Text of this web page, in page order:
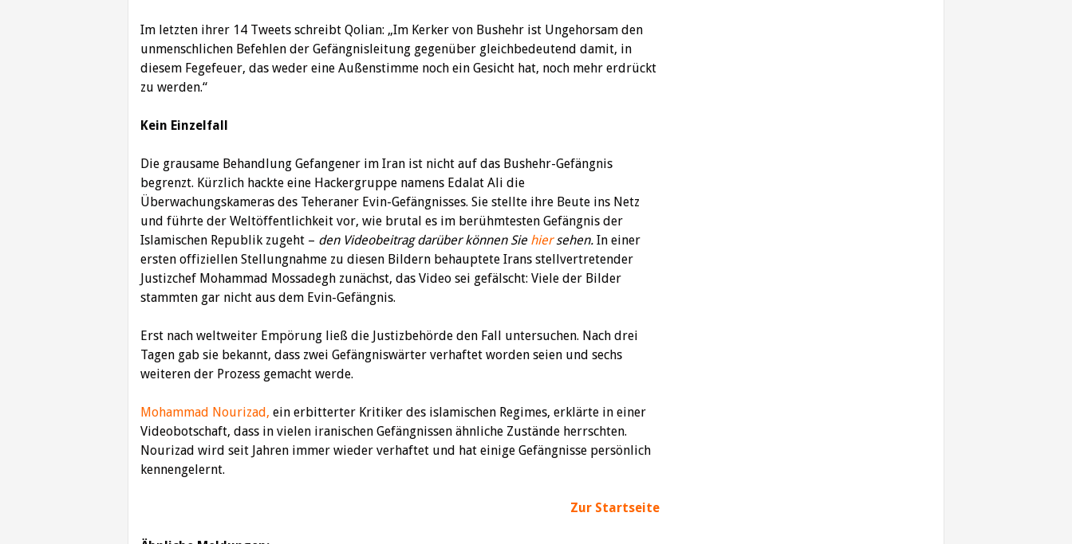
Im letzten ihrer 14 Tweets schreibt Qolian: „Im Kerker von Bushehr ist Ungehorsam den
unmenschlichen Befehlen der Gefängnisleitung gegenüber gleichbedeutend damit, in
diesem Fegefeuer, das weder eine Außenstimme noch ein Gesicht hat, noch mehr erdrückt
zu werden.“
Kein Einzelfall
Die grausame Behandlung Gefangener im Iran ist nicht auf das Bushehr-Gefängnis
begrenzt. Kürzlich hackte eine Hackergruppe namens Edalat Ali die
Überwachungskameras des Teheraner Evin-Gefängnisses. Sie stellte ihre Beute ins Netz
und führte der Weltöffentlichkeit vor, wie brutal es im berühmtesten Gefängnis der
Islamischen Republik zugeht – den Videobeitrag darüber können Sie hiersehen. In einer
ersten offiziellen Stellungnahme zu diesen Bildern behauptete Irans stellvertretender
Justizchef Mohammad Mossadegh zunächst, das Video sei gefälscht: Viele der Bilder
stammten gar nicht aus dem Evin-Gefängnis.
Erst nach weltweiter Empörung ließ die Justizbehörde den Fall untersuchen. Nach drei
Tagen gab sie bekannt, dass zwei Gefängniswärter verhaftet worden seien und sechs
weiteren der Prozess gemacht werde.
Mohammad Nourizad, ein erbitterter Kritiker des islamischen Regimes, erklärte in einer
Videobotschaft, dass in vielen iranischen Gefängnissen ähnliche Zustände herrschten.
Nourizad wird seit Jahren immer wieder verhaftet und hat einige Gefängnisse persönlich
kennengelernt.
Zur Startseite